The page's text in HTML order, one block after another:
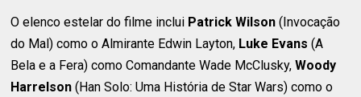
O elenco estelar do filme inclui Patrick Wilson (Invocação
do Mal) como o Almirante Edwin Layton, Luke Evans (A
Bela e a Fera) como Comandante Wade McClusky,Woody
Harrelson (Han Solo: Uma História de Star Wars) como o